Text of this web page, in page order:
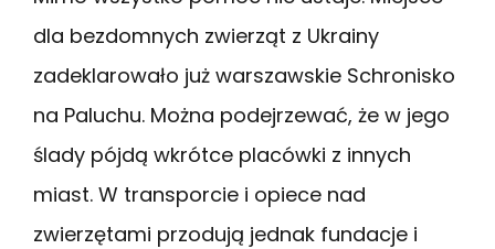
dla bezdomnych zwierząt z Ukrainy
zadeklarowało już warszawskie Schronisko
na Paluchu. Można podejrzewać, że w jego
ślady pójdą wkrótce placówki z innych
miast. W transporcie i opiece nad
zwierzętami przodują jednak fundacje i